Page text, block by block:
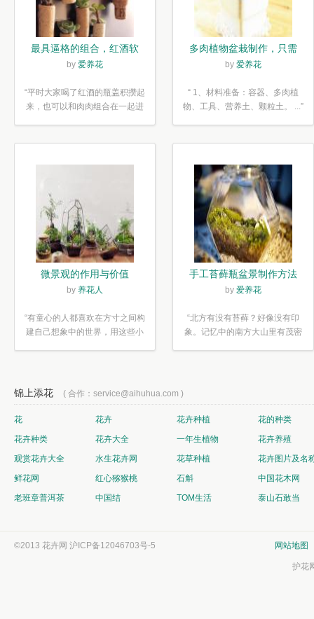
最具逼格的组合，红酒软
木塞diy多肉植物盆栽
by 爱养花
“平时大家喝了红酒的瓶盖积攒起
来，也可以和肉肉组合在一起进
多肉植物盆栽制作，只需
简单6步
by 爱养花
“ 1、材料准备：容器、多肉植
物、工具、营养土、颗粒土。 ...”
微景观的作用与价值
by 养花人
“有童心的人都喜欢在方寸之间构
建自己想象中的世界，用这些小
手工苔藓瓶盆景制作方法
by 爱养花
“北方有没有苔藓？好像没有印
象。记忆中的南方大山里有茂密
锦上添花 ( 合作：service@aihuhua.com )
花 花卉 花卉种植
花的种类
花卉种类
花卉大全 一年生植物
花卉养殖
观赏花卉大全
水生花卉网 花草种植
花卉图片及名
鲜花网
红心猕猴桃 石斛
中国花木网
老班章普洱茶
中国结 TOM生活 泰山石敢当
©2013 花卉网 沪ICP备12046703号-5 网站地图
护花